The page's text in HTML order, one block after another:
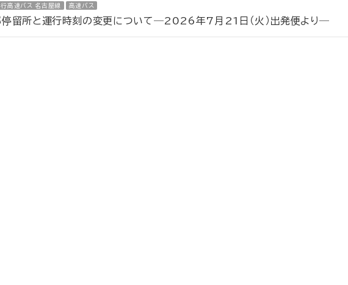
行高速バス 名古屋線 高速バス
停留所と運行時刻の変更について―2026年7月21日（火）出発便より―